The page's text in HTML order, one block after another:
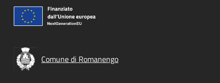
Comune di Romanengo